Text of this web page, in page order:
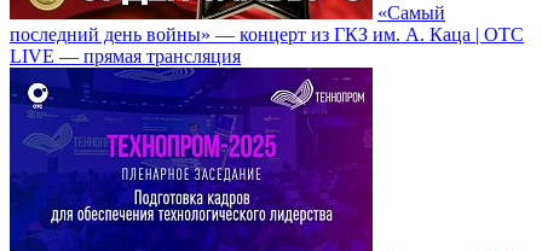
«Самый
последний день войны» — концерт из ГКЗ им. А. Каца | OTC
LIVE — прямая трансляция